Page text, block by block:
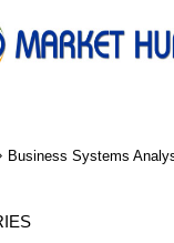
Business Systems